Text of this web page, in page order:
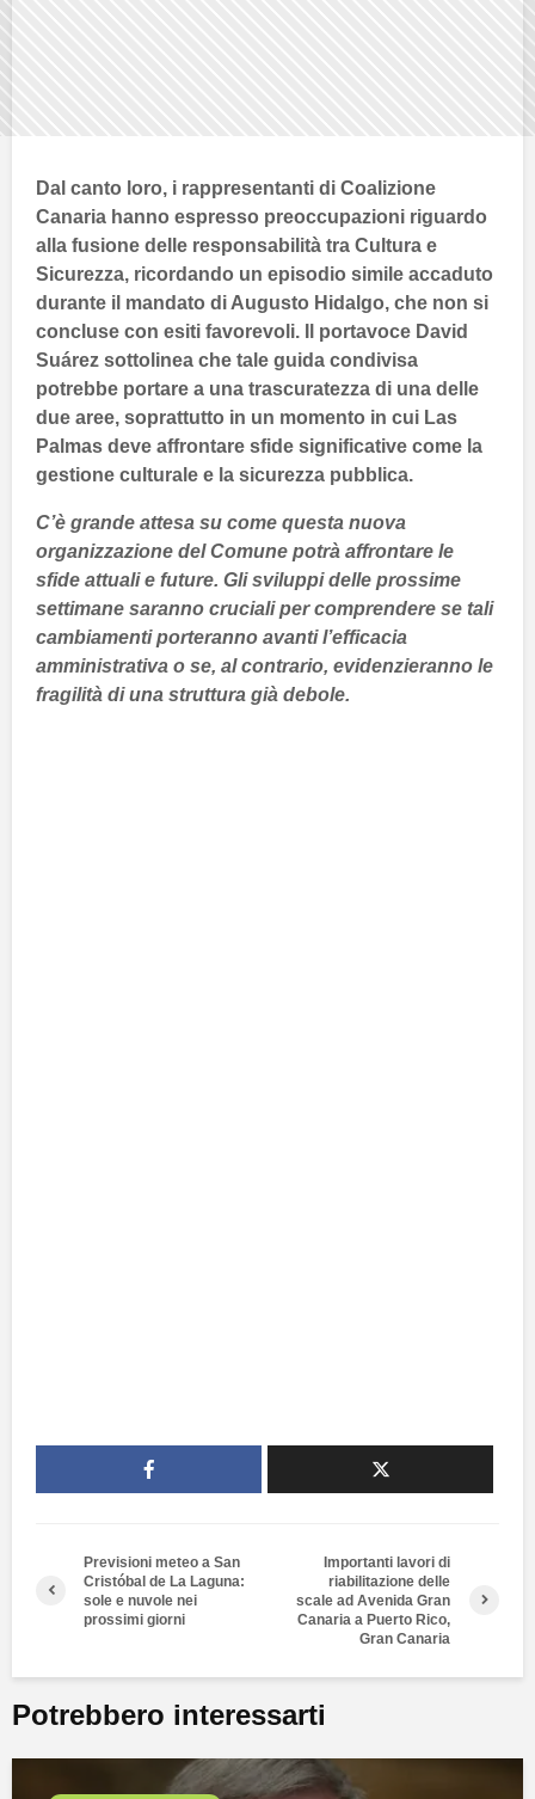
Dal canto loro, i rappresentanti di Coalizione
Canaria hanno espresso preoccupazioni riguardo
alla fusione delle responsabilità tra Cultura e
Sicurezza, ricordando un episodio simile accaduto
durante il mandato di Augusto Hidalgo, che non si
concluse con esiti favorevoli. Il portavoce David
Suárez sottolinea che tale guida condivisa
potrebbe portare a una trascuratezza di una delle
due aree, soprattutto in un momento in cui Las
Palmas deve affrontare sfide significative come la
gestione culturale e la sicurezza pubblica.
C’è grande attesa su come questa nuova
organizzazione del Comune potrà affrontare le
sfide attuali e future. Gli sviluppi delle prossime
settimane saranno cruciali per comprendere se tali
cambiamenti porteranno avanti l’efficacia
amministrativa o se, al contrario, evidenzieranno le
fragilità di una struttura già debole.
Previsioni meteo a San
Cristóbal de La Laguna:
sole e nuvole nei
prossimi giorni
Importanti lavori di
riabilitazione delle
scale ad Avenida Gran
Canaria a Puerto Rico,
Gran Canaria
Potrebbero interessarti